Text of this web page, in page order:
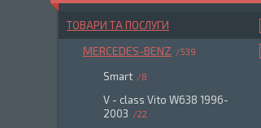
ТОВАРИ ТА ПОСЛУГИ
MERCEDES-BENZ 539
Smart 8
V - class Vito W638 1996-
2003
22